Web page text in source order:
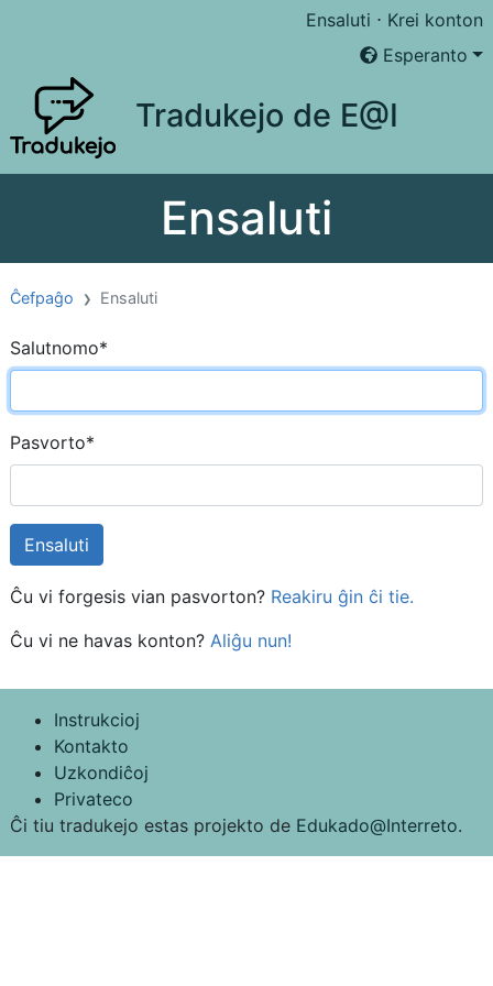
Ensaluti ⋅ Krei konton
Esperanto
Tradukejo de E@I
Ensaluti
Ĉefpaĝo Ensaluti
Salutnomo*
Pasvorto*
Ĉu vi forgesis vian pasvorton? Reakiru ĝin ĉi tie.
Ĉu vi ne havas konton? Aliĝu nun!
Instrukcioj
Kontakto
Uzkondiĉoj
Privateco
Ĉi tiu tradukejo estas projekto de Edukado@Interreto.